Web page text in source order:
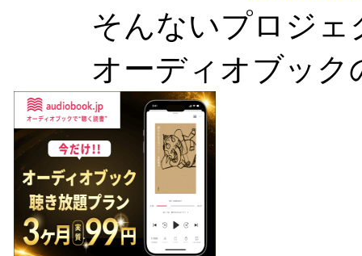
そんないプロジェ
オーディオブック